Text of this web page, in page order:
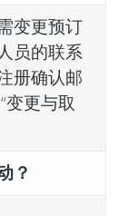
变更预订
员的联系
册确认邮
变更与取
？